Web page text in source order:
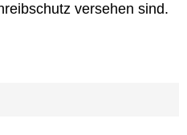
versehen sind.